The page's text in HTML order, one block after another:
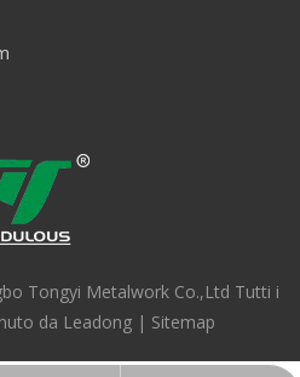
Tongyi Metalwork Co.,Ltd Tutti i
da Leadong| Sitemap